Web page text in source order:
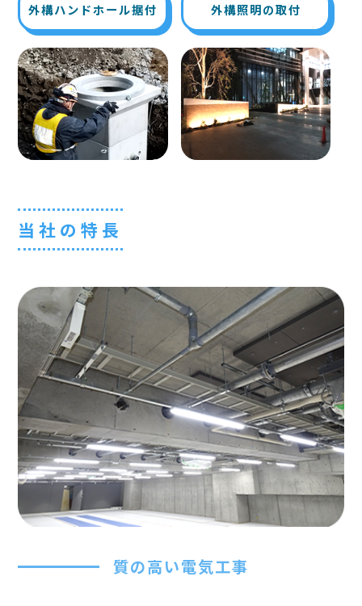
外構ハンドホール据付 外構照明の取付
当社の特長
質の高い電気工事